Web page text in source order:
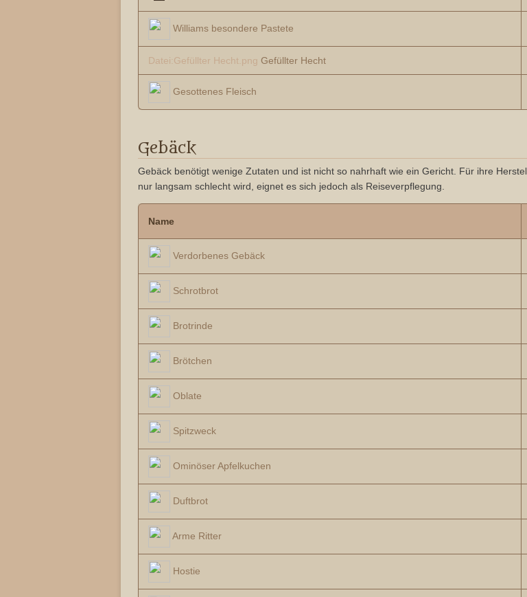
Williams besondere Pastete
Datei:Gefüllter Hecht.png Gefüllter Hecht
Gesottenes Fleisch
Gebäck
Gebäck benötigt wenige Zutaten und ist nicht so nahrhaft wie ein Gericht. Für ihre
nur langsam schlecht wird, eignet es sich jedoch als Reiseverpflegung.
Name
Verdorbenes Gebäck
Schrotbrot
Brotrinde
Brötchen
Oblate
Spitzweck
Ominöser Apfelkuchen
Duftbrot
Arme Ritter
Hostie